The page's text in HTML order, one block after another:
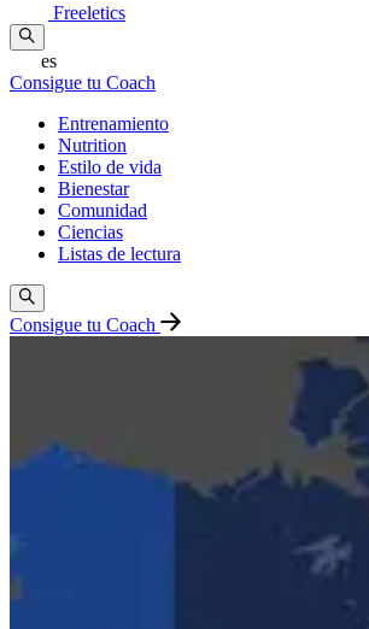
Freeletics
es
Consigue tu Coach
Entrenamiento
Nutrition
Estilo de vida
Bienestar
Comunidad
Ciencias
Listas de lectura
Consigue tu Coach